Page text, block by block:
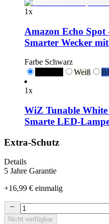
1x
Amazon Echo Spot
Smarter Wecker
Farbe Schwarz
Weiß
1x
WiZ Tunable
Smarte LED-
Extra-Schutz
Details
5 Jahre Garantie
+16,99 € einmalig
Nicht verfügbar